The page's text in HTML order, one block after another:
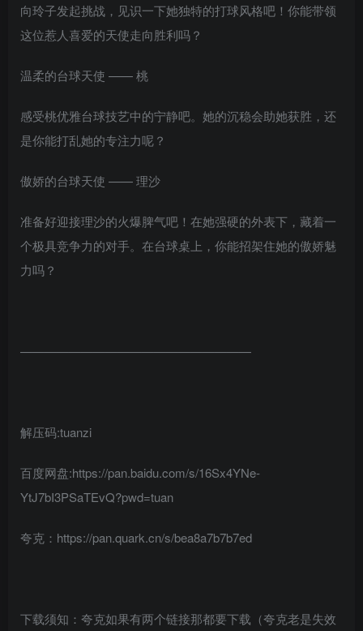
向玲子发起挑战，见识一下她独特的打球风格吧！你能带领
这位惹人喜爱的天使走向胜利吗？
温柔的台球天使 —— 桃
感受桃优雅台球技艺中的宁静吧。她的沉稳会助她获胜，还
是你能打乱她的专注力呢？
傲娇的台球天使 —— 理沙
准备好迎接理沙的火爆脾气吧！在她强硬的外表下，藏着一
个极具竞争力的对手。在台球桌上，你能招架住她的傲娇魅
力吗？
———————————————————
解压码:tuanzi
百度网盘:https://pan.baidu.com/s/16Sx4YNe-
YtJ7bI3PSaTEvQ?pwd=tuan
夸克：https://pan.quark.cn/s/bea8a7b7b7ed
下载须知：夸克如果有两个链接那都要下载（夸克老是失效